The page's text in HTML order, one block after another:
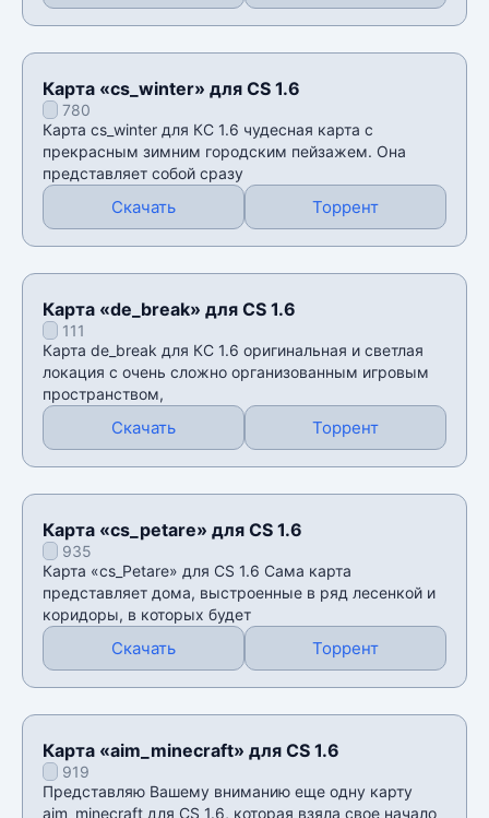
Карта «cs_winter» для CS 1.6
780
Карта cs_winter для КС 1.6 чудесная карта с
прекрасным зимним городским пейзажем. Она
представляет собой сразу
Скачать Торрент
Карта «de_break» для CS 1.6
111
Карта de_break для КС 1.6 оригинальная и светлая
локация с очень сложно организованным игровым
пространством,
Скачать Торрент
Карта «сs_petare» для CS 1.6
935
Карта «сs_Petare» для CS 1.6 Сама карта
представляет дома, выстроенные в ряд лесенкой и
коридоры, в которых будет
Скачать Торрент
Карта «aim_minecraft» для CS 1.6
919
Представляю Вашему вниманию еще одну карту
aim_minecraft для CS 1.6, которая взяла свое начало